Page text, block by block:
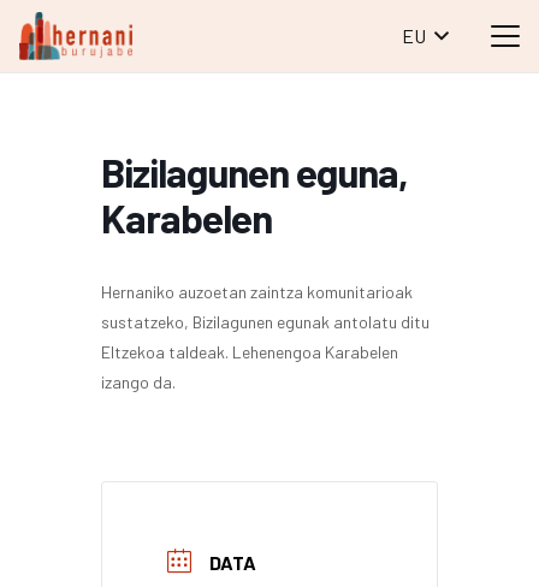
EU
Bizilagunen eguna,
Karabelen
Hernaniko auzoetan zaintza komunitarioak
sustatzeko, Bizilagunen egunak antolatu ditu
Eltzekoa taldeak. Lehenengoa Karabelen
izango da.
DATA